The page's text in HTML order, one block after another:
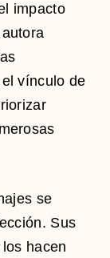
impacto
vínculo de
se
Sus
hacen